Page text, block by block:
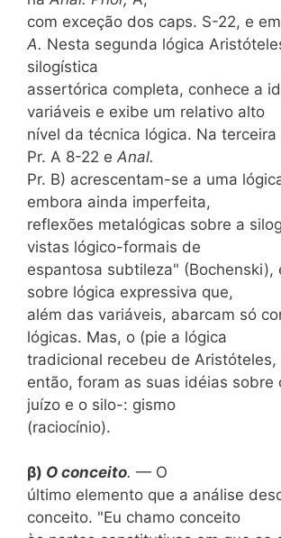
com exceção dos caps. S-22, e em
A. Nesta segunda lógica
silogística
assertórica completa, conhece a
variáveis e exibe um relativo alto
nível da técnica lógica. Na terceira
Pr. A 8-22 e Anal.
Pr. B) acrescentam-se a uma
embora ainda imperfeita,
reflexões metalógicas sobre a
vistas lógico-formais de
espantosa subtileza" (Bochenski),
sobre lógica expressiva que,
além das variáveis, abarcam só
lógicas. Mas, o (pie a lógica
tradicional recebeu de Aristóteles,
então, foram as suas idéias sobre
juízo e o silo-: gismo
(raciocínio).
β) O conceito. — O
último elemento que a análise
conceito. "Eu chamo conceito